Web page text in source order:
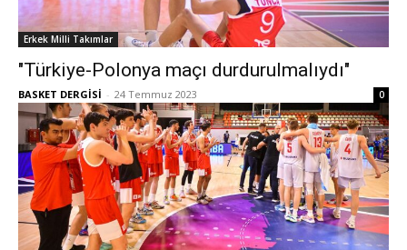
Erkek Milli Takımlar
"Türkiye-Polonya maçı durdurulmalıydı"
BASKET DERGİSİ - 24 Temmuz 2023 0